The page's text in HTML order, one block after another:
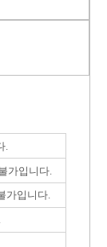
.
가입니다.
가입니다.